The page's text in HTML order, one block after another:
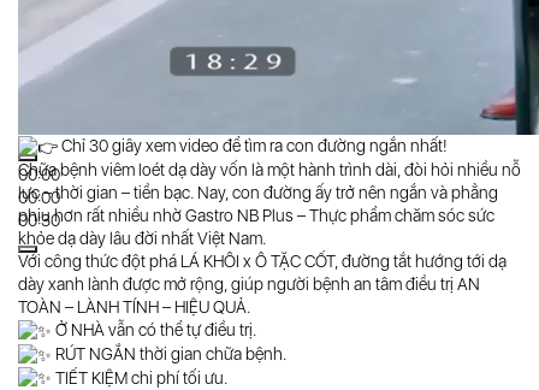
00:00
00:00
00:30
Chỉ 30 giây xem video để tìm ra con đường ngắn nhất!
Chữa bệnh viêm loét dạ dày vốn là một hành trình dài, đòi hỏi nhiều nỗ
lực – thời gian – tiền bạc. Nay, con đường ấy trở nên ngắn và phẳng
phiu hơn rất nhiều nhờ Gastro NB Plus – Thực phẩm chăm sóc sức
khỏe dạ dày lâu đời nhất Việt Nam.
Với công thức đột phá LÁ KHÔI x Ô TẶC CỐT, đường tắt hướng tới dạ
dày xanh lành được mở rộng, giúp người bệnh an tâm điều trị AN
TOÀN – LÀNH TÍNH – HIỆU QUẢ.
Ở NHÀ vẫn có thể tự điều trị.
RÚT NGẮN thời gian chữa bệnh.
TIẾT KIỆM chi phí tối ưu.